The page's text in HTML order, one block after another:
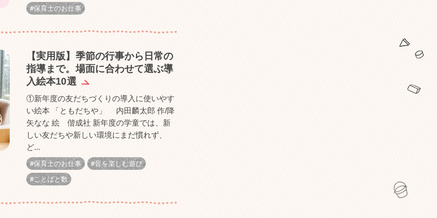
保育士のお仕事
【実用版】季節の行事から日常の
指導まで。場面に合わせて選ぶ導
入絵本10選
①新年度の友だちづくりの導入に使いやす
い絵本 「ともだちや」 内田麟太郎 作/降
矢なな 絵 偕成社 新年度の学童では、新
しい友だちや新しい環境にまだ慣れず、
ど...
保育士のお仕事
音を楽しむ遊び
ことばと数